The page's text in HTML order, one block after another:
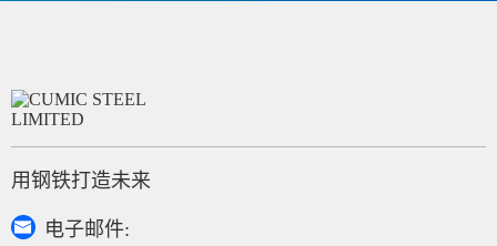
用钢铁打造未来

电子邮件: